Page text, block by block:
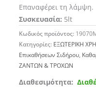
Επαναφέρει τη λάμψη.
Συσκευασία: 5lt
Κωδικός προϊόντος:
Κατηγορίες: ΕΞΩΤΕΡΙΚΗ
Επικαθήσεων Σιδήρου,
ΖΑΝΤΩΝ & ΤΡΟΧΩΝ
Διαθεσιμότητα:
MA-